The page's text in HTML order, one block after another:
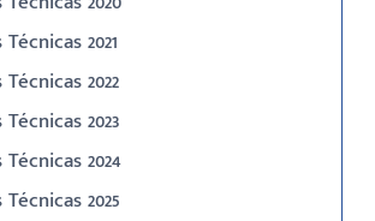
2021
2022
2023
2024
2025